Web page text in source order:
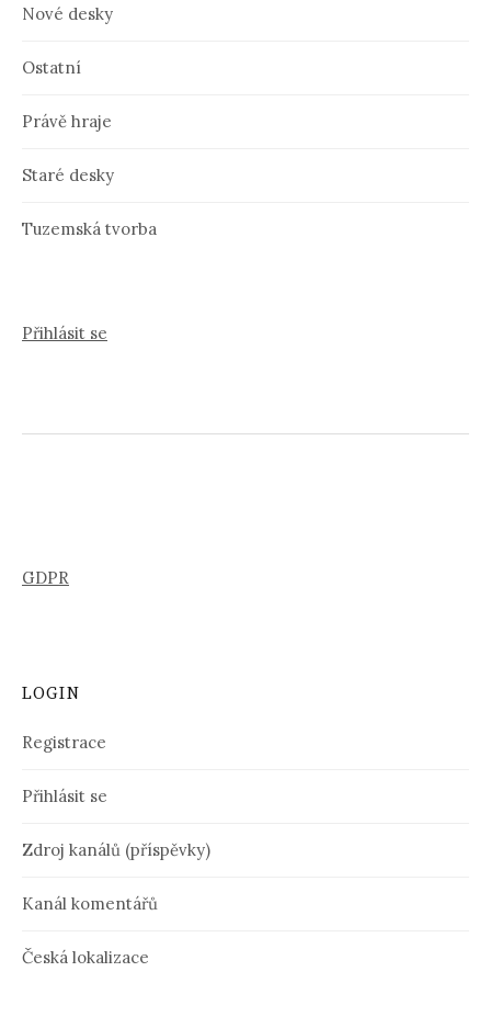
Nové desky
Ostatní
Právě hraje
Staré desky
Tuzemská tvorba
Přihlásit se
GDPR
LOGIN
Registrace
Přihlásit se
Zdroj kanálů (příspěvky)
Kanál komentářů
Česká lokalizace